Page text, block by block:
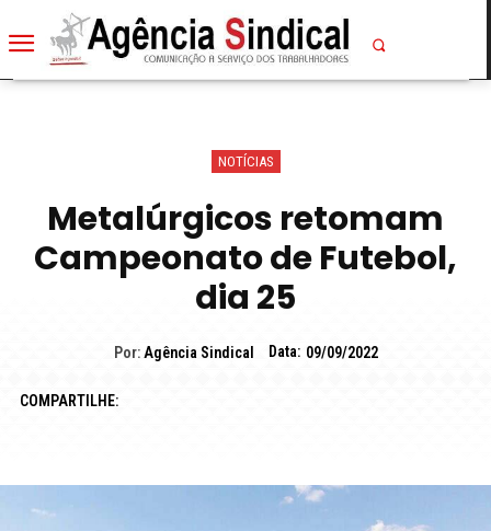
NOTÍCIAS
Metalúrgicos retomam
Campeonato de Futebol,
dia 25
Por: Agência Sindical Data: 09/09/2022
COMPARTILHE: